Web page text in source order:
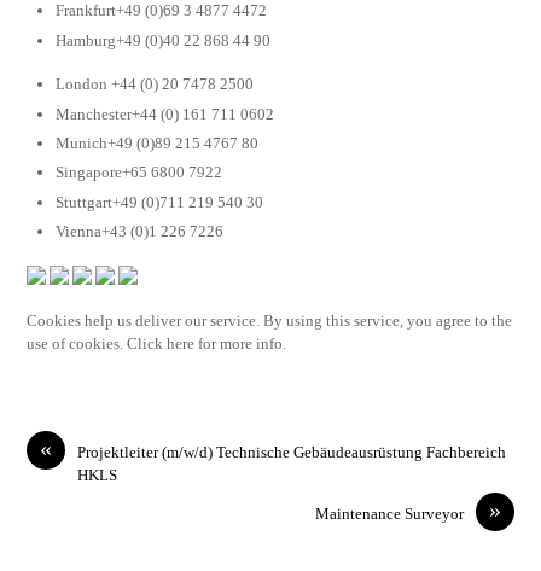
Frankfurt+49 (0)69 3 4877 4472
Hamburg+49 (0)40 22 868 44 90
London +44 (0) 20 7478 2500
Manchester+44 (0) 161 711 0602
Munich+49 (0)89 215 4767 80
Singapore+65 6800 7922
Stuttgart+49 (0)711 219 540 30
Vienna+43 (0)1 226 7226
Cookies help us deliver our service. By using this service, you agree to the
use of cookies. Click here for more info.
«
Projektleiter (m/w/d) Technische Gebäudeausrüstung Fachbereich
HKLS
»
Maintenance Surveyor